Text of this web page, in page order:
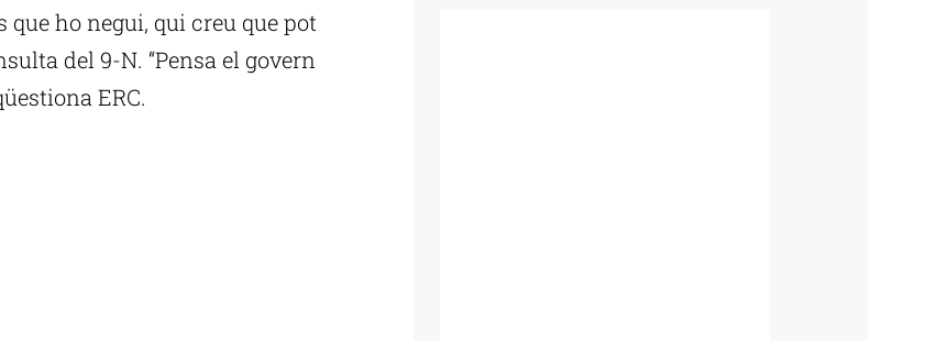
ho negui, qui creu que pot
del 9-N. “Pensa el govern
ERC.